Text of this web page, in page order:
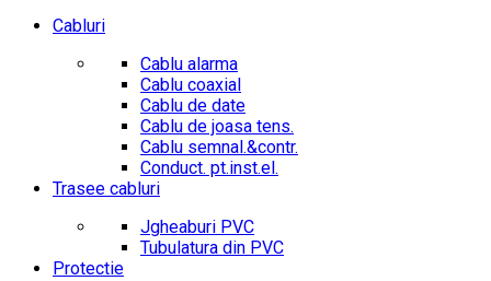
Cabluri
Cablu alarma
Cablu coaxial
Cablu de date
Cablu de joasa tens.
Cablu semnal.&contr.
Conduct. pt.inst.el.
Trasee cabluri
Jgheaburi PVC
Tubulatura din PVC
Protectie